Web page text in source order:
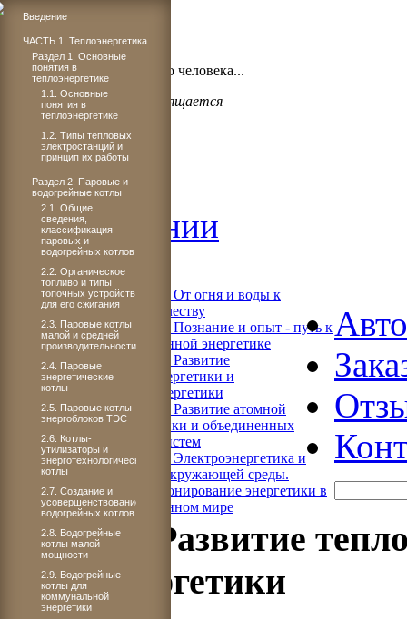
Бог проявил щедрость,
когда подарил миру такого человека...
Светлане Плачковой посвящается
Главная
Об издании
Читать
Книга 1. От огня и воды к
электричеству
Книга 2. Познание и опыт - путь к
современной энергетике
Книга 3. Развитие
теплоэнергетики и
гидроэнергетики
Книга 4. Развитие атомной
энергетики и объединенных
энергосистем
Книга 5. Электроэнергетика и
охрана окружающей среды.
Функционирование энергетики в
современном мире
Книга 3. Развитие
гидроэнергетики
Введение
ЧАСТЬ 1. Теплоэнергетика
Раздел 1. Основные
понятия в
теплоэнергетике
1.1. Основные
понятия в
теплоэнергетике
1.2. Типы тепловых
электростанций и
принцип их работы
Раздел 2. Паровые и
водогрейные котлы
2.1. Общие
сведения,
классификация
паровых и
водогрейных котлов
2.2. Органическое
топливо и типы
топочных устройств
для его сжигания
2.3. Паровые котлы
малой и средней
производительности
2.4. Паровые
энергетические
котлы
2.5. Паровые котлы
энергоблоков ТЭС
2.6. Котлы-
утилизаторы и
энерготехнологические
котлы
2.7. Создание и
усовершенствование
водогрейных котлов
2.8. Водогрейные
котлы малой
мощности
2.9. Водогрейные
котлы для
коммунальной
энергетики